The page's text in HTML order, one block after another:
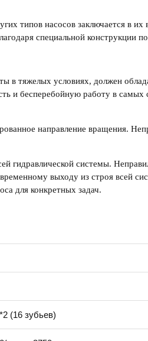
типов насосов заключается в
специальной конструкции
в тяжелых условиях, должен
и бесперебойную работу в
направление вращения.
гидравлической системы.
выходу из строя всей
а для конкретных задач.
(16 зубьев)